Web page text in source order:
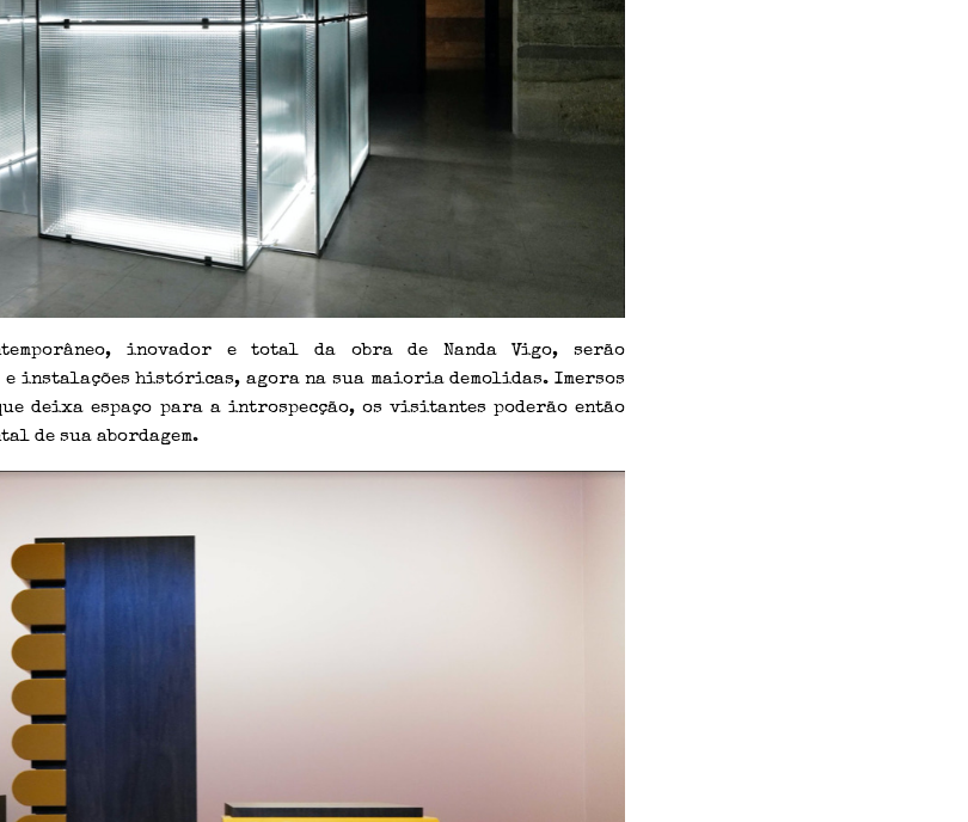
inovador e total da obra de Nanda Vigo, serão
instalações históricas, agora na sua maioria demolidas. Imersos
deixa espaço para a introspecção, os visitantes poderão então
de sua abordagem.